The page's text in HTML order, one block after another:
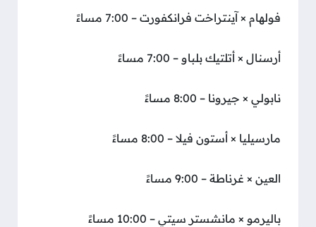
فولهام × آينتراخت فرانكفورت – 7:00 مساءً
أرسنال × أتلتيك بلباو – 7:00 مساءً
نابولي × جيرونا – 8:00 مساءً
مارسيليا × أستون فيلا – 8:00 مساءً
العين × غرناطة – 9:00 مساءً
باليرمو × مانشستر سيتي – 10:00 مساءً